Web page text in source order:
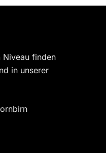
Niveau finden
in unserer